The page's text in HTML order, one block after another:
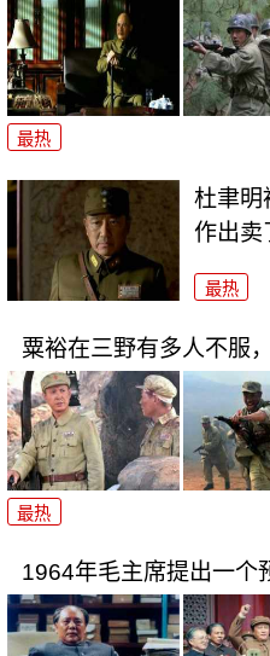
最热
杜聿明
作出卖
最热
粟裕在三野有多人不服
最热
1964年毛主席提出一个